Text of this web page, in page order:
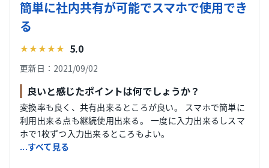
簡単に社内共有が可能でスマホで使用でき
る
★★★★★ 5.0
更新日：2021/09/02
良いと感じたポイントは何でしょうか？
変換率も良く、共有出来るところが良い。 スマホで簡単に
利用出来る点も継続使用出来る。 一度に入力出来るしスマ
ホで1枚ずつ入力出来るところもよい。
...すべて見る